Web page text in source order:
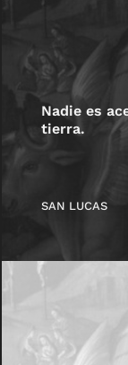
Nadie es
tierra.
SAN LUCAS